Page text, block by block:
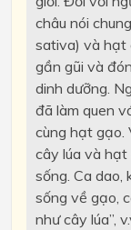
châu nói
sativa) và hạt
gần gũi và
dinh dưỡng.
đã làm quen
cùng hạt gạo.
cây lúa và hạt
sống. Ca dao,
sống về gạo,
như cây lúa”,